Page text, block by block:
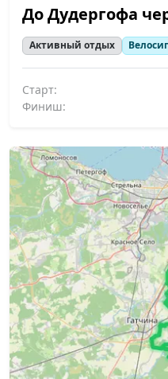
До Дудергофа
Активный отдых
Старт:
Финиш: